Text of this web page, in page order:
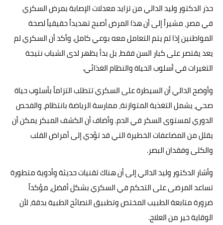
حوادث وقضايا
خدمات
الصحه والجمال
فن المطبخ
مقالات
حذر الدكتور وليد الدالي من تزايد معدلات الإصابة بمرض السكري
في مصر، مشيراً إلى أن هذا المرض أصبح تهديداً حقيقياً لصحة
المواطنين إذا لم يتم التعامل معه بوعي كامل. وأكد أن السكري لم
يعد يقتصر على كبار السن فقط، بل بدأ يظهر لدى الشباب نتيجة
التغيرات في أسلوب الحياة والنظام الغذائي.
وأوضح الدالي أن السيطرة على السكري تتطلب التزاماً بأسلوب حياة
صحي، يشمل التغذية المتوازنة، ممارسة الرياضة بانتظام، والفحص
الدوري لمستوى السكر في الدم. وأضاف أن الكشف المبكر يمكن أن
يقلل من المضاعفات الخطيرة التي قد تؤدي إلى أمراض القلب
والكلى وفقدان البصر.
وأشار الدكتور وليد الدالي إلى أن هناك تقنيات حديثة وأدوية متطورة
تساعد المرضى على التحكم في السكري بشكل أفضل، مؤكداً
ضرورة متابعة الطبيب المختص وتطبيق النصائح الطبية بدقة، لأن
الوقاية خير من العلاج.